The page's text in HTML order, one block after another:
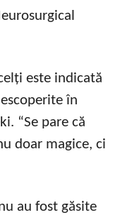
este indicată
în
“Se pare că
doar magice, ci
au fost găsite